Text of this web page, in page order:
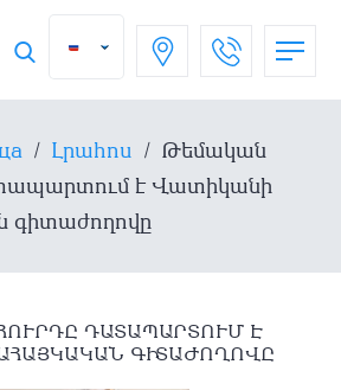
/ Լրահոս / Թեմական
է Վատիկանի
գիտաժողովը
ԴԱՏԱՊԱՐՏՈՒՄ Է
ԳԻՏԱԺՈՂՈՎԸ